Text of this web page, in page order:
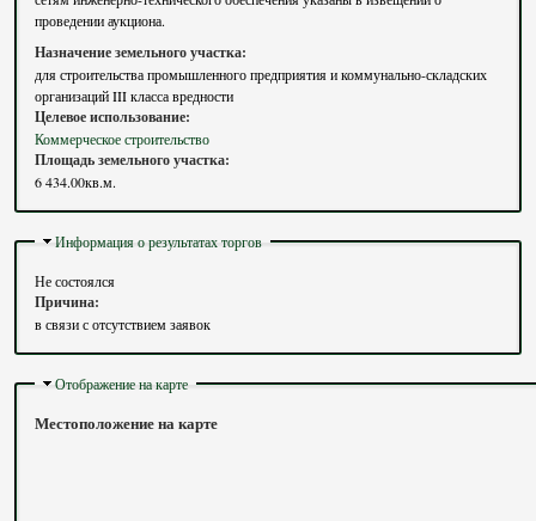
проведении аукциона.
Назначение земельного участка:
для строительства промышленного предприятия и коммунально-складских
организаций III класса вредности
Целевое использование:
Коммерческое строительство
Площадь земельного участка:
6 434.00кв.м.
Скрыть
Информация о результатах торгов
Не состоялся
Причина:
в связи с отсутствием заявок
Скрыть
Отображение на карте
Местоположение на карте